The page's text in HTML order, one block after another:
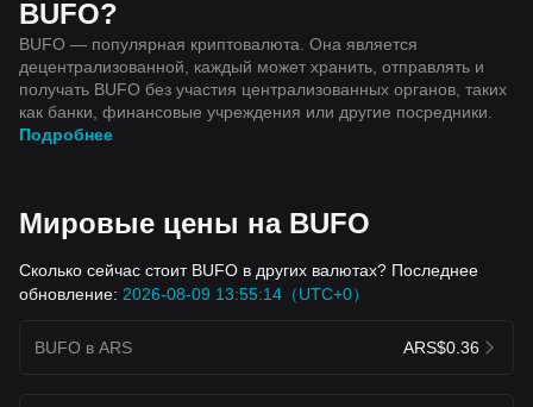
BUFO?
BUFO — популярная криптовалюта. Она является
децентрализованной, каждый может хранить, отправлять и
получать BUFO без участия централизованных органов, таких
как банки, финансовые учреждения или другие посредники.
Подробнее
Мировые цены на BUFO
Сколько сейчас стоит BUFO в других валютах? Последнее
обновление: 2026-08-09 13:55:14（UTC+0）
BUFO в ARS ARS$0.36